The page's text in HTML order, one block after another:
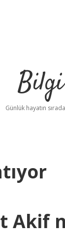
Günlük hayatın
Akif